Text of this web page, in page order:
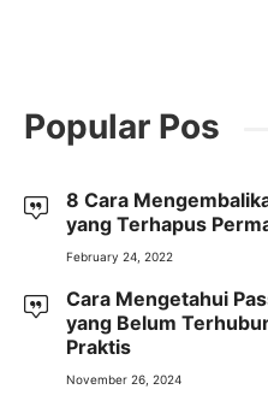
Popular Pos
8 Cara
yang Terhapus
February 24, 2022
Cara Mengetahui
yang Belum
Praktis
November 26, 2024